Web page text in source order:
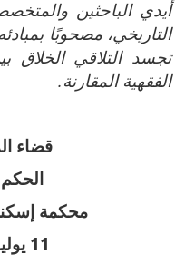
أيدي الباحثين
التاريخي، مصحوبًا
تجسد التلاقي الخلاق
الفقهية المقارنة.
قضاء
الحكم
محكمة
11 يوليه سنة 1933